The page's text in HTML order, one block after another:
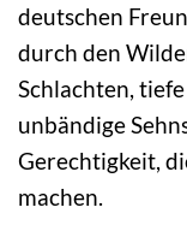
deutschen
durch den
Schlachten,
unbändige
Gerechtigkeit,
machen.